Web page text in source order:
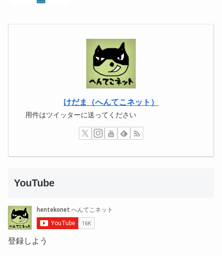
けだま（へんてこネット）
用件はツイッターに送ってください
YouTube
登録しよう